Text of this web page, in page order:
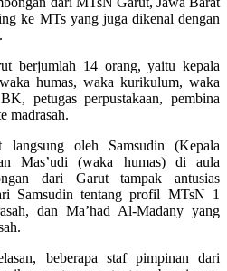
ke MTs yang juga dikenal dengan
berjumlah 14 orang, yaitu kepala
humas, waka kurikulum, waka
petugas perpustakaan, pembina
madrasah.
langsung oleh Samsudin (Kepala
Mas’udi (waka humas) di aula
dari Garut tampak antusias
Samsudin tentang profil MTsN 1
dan Ma’had Al-Madany yang
beberapa staf pimpinan dari